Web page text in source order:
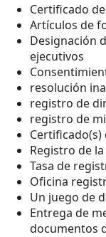
Certificado
Artículos de
Designación
ejecutivos
resolución
registro de
registro de
Registro de
Tasa de
Oficina
Un juego de
Entrega de
documentos